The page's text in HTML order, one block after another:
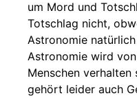
um Mord und
Totschlag nicht,
Astronomie
Astronomie wird
Menschen verhalten
gehört leider auch